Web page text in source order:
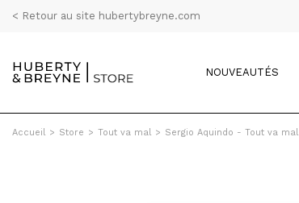
< Retour au site hubertybreyne.com
NOUVEAUTÉS
Accueil > Store > Tout va mal > Sergio Aquindo - Tout va mal